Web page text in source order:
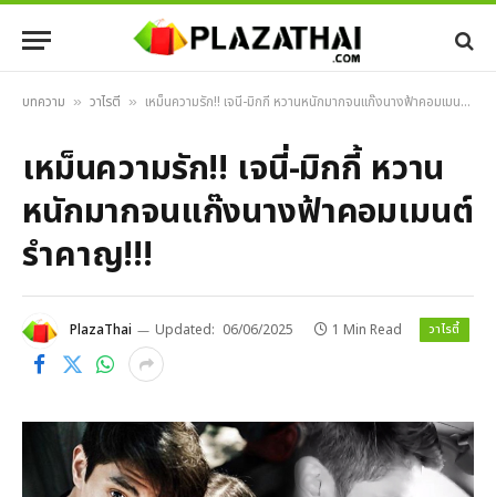
บทความ » วาไรตี้ » เหม็นความรัก!! เจนี่-มิกกี้ หวานหนักมากจนแก๊งนางฟ้าคอมเมนต์ รำคาญ!!!
เหม็นความรัก!! เจนี่-มิกกี้ หวาน
หนักมากจนแก๊งนางฟ้าคอมเมนต์
รำคาญ!!!
PlazaThai Updated: 06/06/2025 1 Min Read วาไรตี้